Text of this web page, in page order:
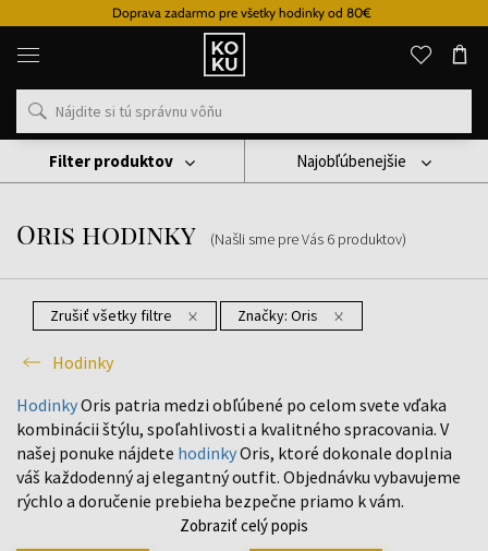
Doprava zadarmo pre všetky hodinky od 80€
Originálne
parfémy
hodinky
na
mieste
Hodinky
Oris Hodinky
Oris hodinky (Našli sme pre Vás 6 produktov)
Najobľúbenejšie
Zrušiť všetky filtre Značky: Oris
Hodinky
Filter produktov
HodinkyOris patria medzi obľúbené po celom svete vďaka
kombinácii štýlu, spoľahlivosti a kvalitného spracovania. V
našej ponuke nájdete hodinkyOris, ktoré dokonale doplnia
váš každodenný aj elegantný outfit. Objednávku vybavujeme
rýchlo a doručenie prebieha bezpečne priamo k vám.
Zobraziť celý popis